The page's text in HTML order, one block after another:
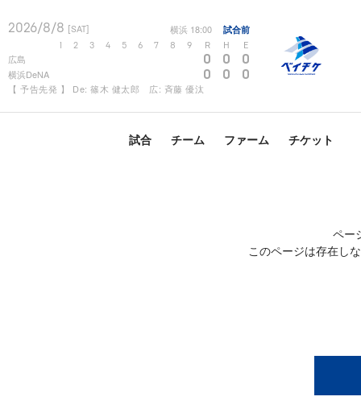
2026/8/8 [SAT] 横浜 18:00 試合前
2 3 4 5 6 7 8 9 R H E
広島 0 0 0
横浜DeNA 0 0 0
【 予告先発 】 De: 篠木 健太郎 広: 斉藤 優汰
試合 チーム ファーム チケット
ペー
このページは存在し